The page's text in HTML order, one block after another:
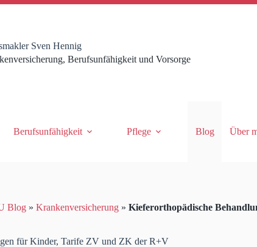
Sven Hennig
Berufsunfähigkeit und Vorsorge
Berufsunfähigkeit Pflege Blog Über
Blog » Krankenversicherung » Kieferorthopädische
für Kinder, Tarife ZV und ZK der R+V